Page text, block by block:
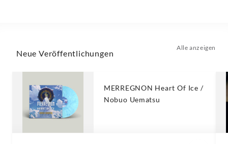
Neue Veröffentlichungen
Alle anzeigen
MERREGNON Heart Of Ice /
Nobuo Uematsu